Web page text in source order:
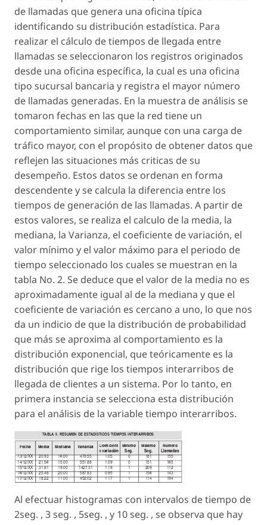
de llamadas que genera una oficina típica
identificando su distribución estadística. Para
realizar el cálculo de tiempos de llegada entre
llamadas se seleccionaron los registros originados
desde una oficina específica, la cual es una oficina
tipo sucursal bancaria y registra el mayor número
de llamadas generadas. En la muestra de análisis se
tomaron fechas en las que la red tiene un
comportamiento similar, aunque con una carga de
tráfico mayor, con el propósito de obtener datos que
reflejen las situaciones más criticas de su
desempeño. Estos datos se ordenan en forma
descendente y se calcula la diferencia entre los
tiempos de generación de las llamadas. A partir de
estos valores, se realiza el calculo de la media, la
mediana, la Varianza, el coeficiente de variación, el
valor mínimo y el valor máximo para el periodo de
tiempo seleccionado los cuales se muestran en la
tabla No. 2. Se deduce que el valor de la media no es
aproximadamente igual al de la mediana y que el
coeficiente de variación es cercano a uno, lo que nos
da un indicio de que la distribución de probabilidad
que más se aproxima al comportamiento es la
distribución exponencial, que teóricamente es la
distribución que rige los tiempos interarribos de
llegada de clientes a un sistema. Por lo tanto, en
primera instancia se selecciona esta distribución
para el análisis de la variable tiempo interarribos.
Al efectuar histogramas con intervalos de tiempo de
2seg. , 3 seg. , 5seg. , y 10 seg. , se observa que hay